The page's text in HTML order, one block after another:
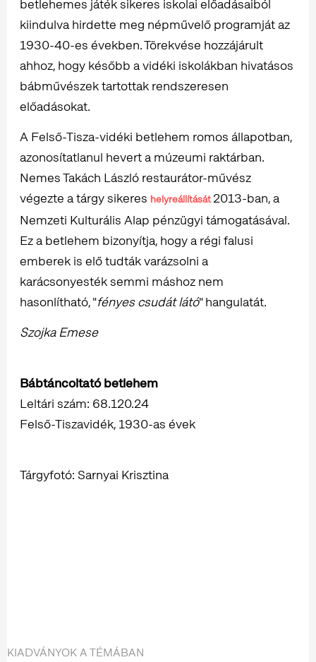
betlehemes játék sikeres iskolai előadásaiból
kiindulva hirdette meg népművelő programját az
1930-40-es években. Törekvése hozzájárult
ahhoz, hogy később a vidéki iskolákban hivatásos
bábművészek tartottak rendszeresen
előadásokat.
A Felső-Tisza-vidéki betlehem romos állapotban,
azonosítatlanul hevert a múzeumi raktárban.
Nemes Takách László restaurátor-művész
végezte a tárgy sikeres helyreállítását2013-ban, a
Nemzeti Kulturális Alap pénzügyi támogatásával.
Ez a betlehem bizonyítja, hogy a régi falusi
emberek is elő tudták varázsolni a
karácsonyesték semmi máshoz nem
hasonlítható, "fényes csudát látó" hangulatát.
Szojka Emese
Bábtáncoltató betlehem
Leltári szám: 68.120.24
Felső-Tiszavidék, 1930-as évek
Tárgyfotó: Sarnyai Krisztina
KIADVÁNYOK A TÉMÁBAN